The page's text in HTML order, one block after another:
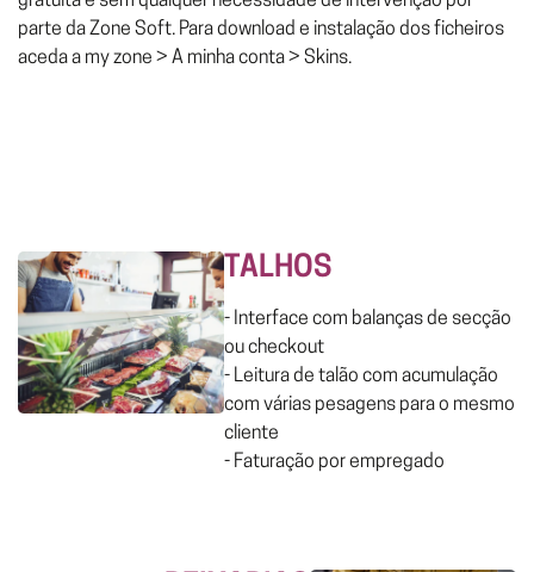
parte da Zone Soft. Para download e instalação dos ficheiros
aceda a my zone > A minha conta > Skins.
TALHOS
- Interface com balanças de secção
ou checkout
- Leitura de talão com acumulação
com várias pesagens para o mesmo
cliente
- Faturação por empregado